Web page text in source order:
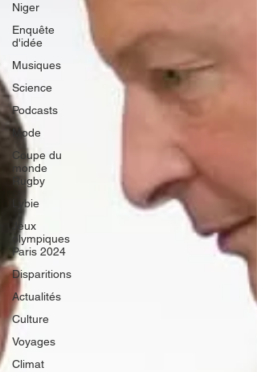
Niger
Enquête
d'idée
Musiques
Science
Podcasts
Mode
Coupe du
monde
Rugby
Lybie
Jeux
olympiques
Paris 2024
Disparitions
Actualités
Culture
Voyages
Climat